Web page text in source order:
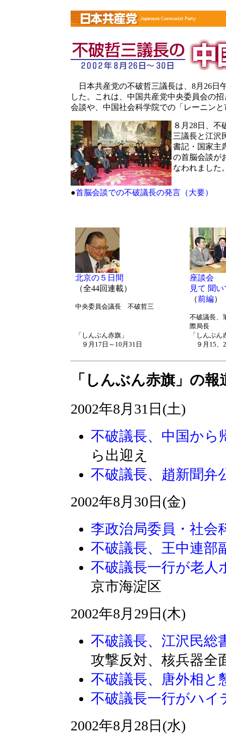
日本共産党の不破哲三議長は、8月26日
した。これは、中国共産党中央委員会の
会談や、中国社会科学院での「レーニン
８月28日、不
三議長と江沢
書記・国家主
の首脳会談が
なわれました
●首脳会談での不破議長の発言（大要）
北京の５日間
（全44回連載）
中央委員会議長 不破哲三
座談会
見て 聞
（前編）
不破議長、
際局長
「しんぶん赤旗」
９月17日～10月31日
「しんぶ
９月15、
「しんぶん赤旗」の報
2002年8月31日(土)
不破議長、中国から
ら出迎え
不破議長、趙新聞弁
2002年8月30日(金)
李政治局委員・社会
不破議長、王中連部
不破議長一行が老人
京市海淀区
2002年8月29日(木)
不破議長、江沢民総
攻撃反対、核兵器全
不破議長、唐外相と
不破議長一行がハイ
2002年8月28日(水)